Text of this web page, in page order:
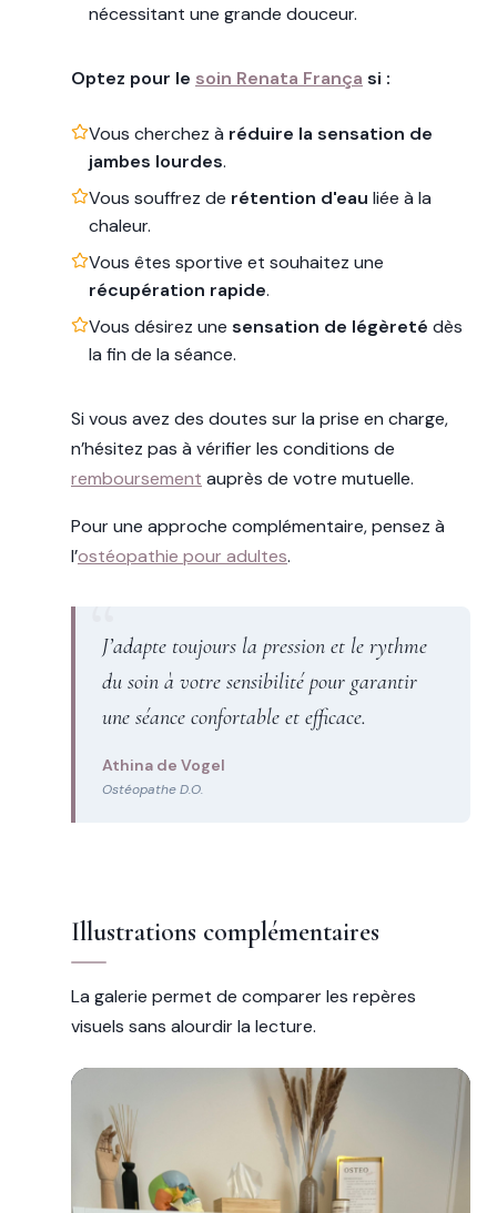
nécessitant une grande douceur.
Optez pour le soin Renata França si :
Vous cherchez à réduire la sensation de
jambes lourdes.
Vous souffrez de rétention d'eau liée à la
chaleur.
Vous êtes sportive et souhaitez une
récupération rapide.
Vous désirez une sensation de légèreté dès
la fin de la séance.
Si vous avez des doutes sur la prise en charge,
n’hésitez pas à vérifier les conditions de
remboursement auprès de votre mutuelle.
Pour une approche complémentaire, pensez à
l’ostéopathie pour adultes.
J’adapte toujours la pression et le rythme
du soin à votre sensibilité pour garantir
une séance confortable et efficace.
Athina de Vogel
Ostéopathe D.O.
Illustrations complémentaires
La galerie permet de comparer les repères
visuels sans alourdir la lecture.